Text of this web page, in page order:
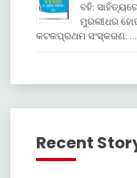
ବହି:
ମୁରଲୀଧର
କଟକପ୍ରଥମ ସଂସ୍କରଣ: …
Recent